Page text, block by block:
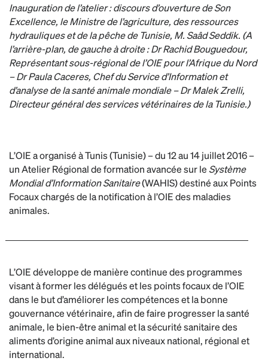
Inauguration de l’atelier : discours d’ouverture de Son
Excellence, le Ministre de l’agriculture, des ressources
hydrauliques et de la pêche de Tunisie, M. Saâd Seddik. (A
l’arrière-plan, de gauche à droite : Dr Rachid Bouguedour,
Représentant sous-régional de l’OIE pour l’Afrique du Nord
– Dr Paula Caceres, Chef du Service d’Information et
d’analyse de la santé animale mondiale – Dr Malek Zrelli,
Directeur général des services vétérinaires de la Tunisie.)
L’OIE a organisé à Tunis (Tunisie) – du 12 au 14 juillet 2016 –
un Atelier Régional de formation avancée sur leSystème
Mondial d’Information Sanitaire(WAHIS) destiné aux Points
Focaux chargés de la notification à l’OIE des maladies
animales.
L’OIE développe de manière continue des programmes
visant à former les délégués et les points focaux de l’OIE
dans le but d’améliorer les compétences et la bonne
gouvernance vétérinaire, afin de faire progresser la santé
animale, le bien-être animal et la sécurité sanitaire des
aliments d’origine animal aux niveaux national, régional et
international.